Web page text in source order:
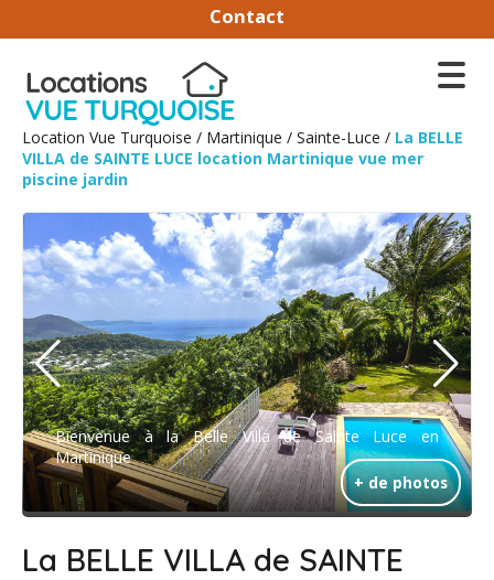
Contact
Location Vue Turquoise / Martinique / Sainte-Luce / La BELLE
VILLA de SAINTE LUCE location Martinique vue mer
piscine jardin
+ de photos
Bienvenue à la Belle Villa de Sainte Luce en
Martinique
La BELLE VILLA de SAINTE